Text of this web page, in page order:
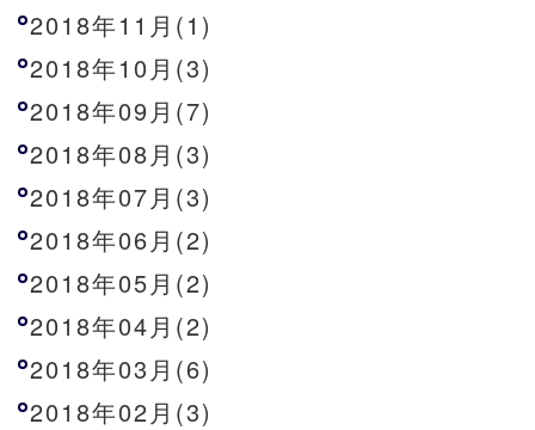
2018年11月(1)
2018年10月(3)
2018年09月(7)
2018年08月(3)
2018年07月(3)
2018年06月(2)
2018年05月(2)
2018年04月(2)
2018年03月(6)
2018年02月(3)